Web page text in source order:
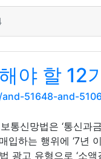
야 할 12
51648-and-
통신망법은 ‘통신
입하는 행위에 ‘7
광고 유형으로 ‘소